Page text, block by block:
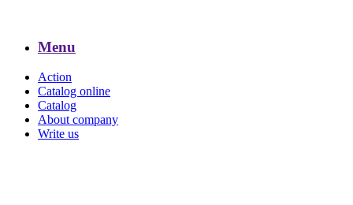
Menu
Action
Catalog online
Catalog
About company
Write us